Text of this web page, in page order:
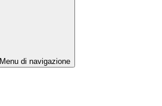
Menu di navigazione